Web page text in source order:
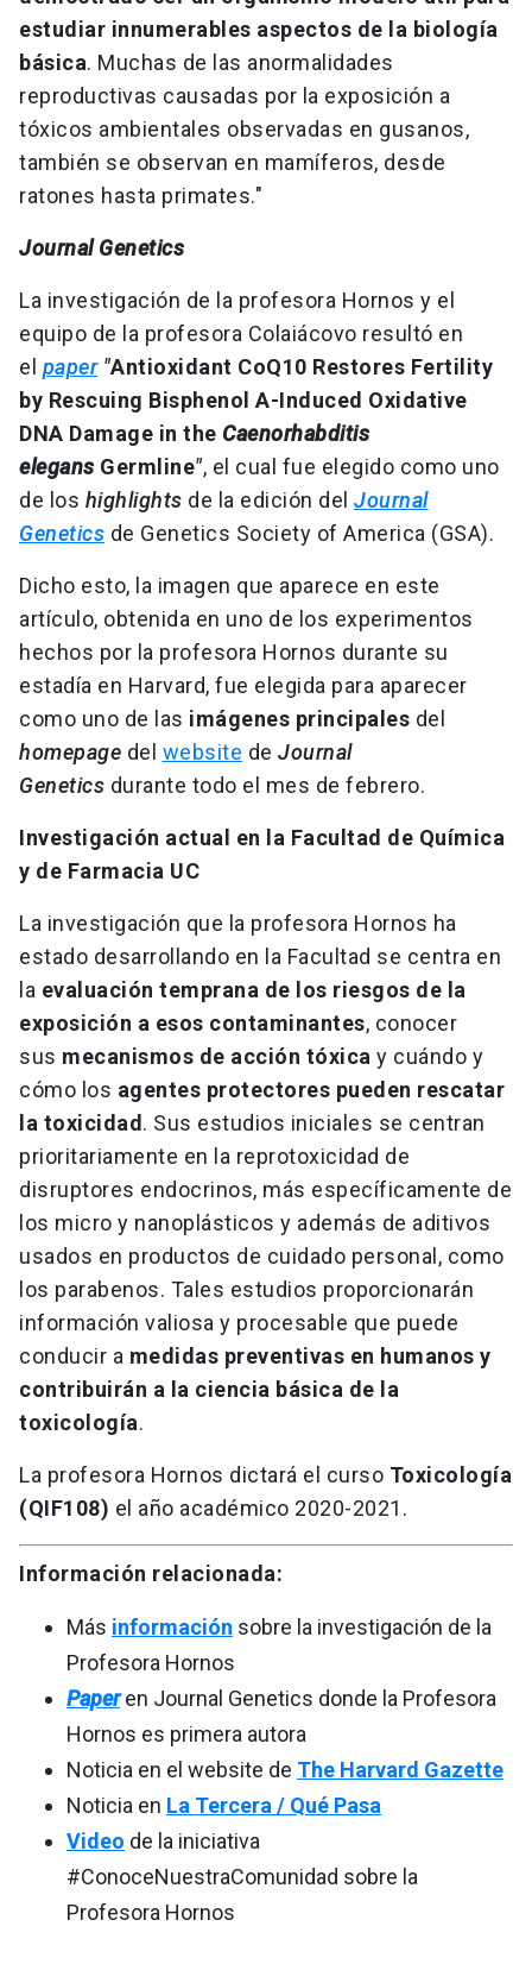
estudiar innumerables aspectos de la biología
básica. Muchas de las anormalidades
reproductivas causadas por la exposición a
tóxicos ambientales observadas en gusanos,
también se observan en mamíferos, desde
ratones hasta primates."
Journal Genetics
La investigación de la profesora Hornos y el
equipo de la profesora Colaiácovo resultó en
el paper"Antioxidant CoQ10 Restores Fertility
by Rescuing Bisphenol A-Induced Oxidative
DNA Damage in the Caenorhabditis
elegansGermline", el cual fue elegido como uno
de los highlights de la edición del Journal
Genetics de Genetics Society of America (GSA).
Dicho esto, la imagen que aparece en este
artículo, obtenida en uno de los experimentos
hechos por la profesora Hornos durante su
estadía en Harvard, fue elegida para aparecer
como uno de las imágenes principales del
homepage del website de Journal
Genetics durante todo el mes de febrero.
Investigación actual en la Facultad de Química
y de Farmacia UC
La investigación que la profesora Hornos ha
estado desarrollando en la Facultad se centra en
la evaluación temprana de los riesgos de la
exposición a esos contaminantes, conocer
sus mecanismos de acción tóxica y cuándo y
cómo los agentes protectores pueden rescatar
la toxicidad . Sus estudios iniciales se centran
prioritariamente en la reprotoxicidad de
disruptores endocrinos, más específicamente de
los micro y nanoplásticos y además de aditivos
usados en productos de cuidado personal, como
los parabenos. Tales estudios proporcionarán
información valiosa y procesable que puede
conducir a medidas preventivas en humanos y
contribuirán a la ciencia básica de la
toxicología.
La profesora Hornos dictará el curso Toxicología
(QIF108) el año académico 2020-2021.
Información relacionada:
Más información sobre la investigación de la
Profesora Hornos
Paperen Journal Genetics donde la Profesora
Hornos es primera autora
Noticia en el website de The Harvard Gazette
Noticia en La Tercera / Qué Pasa
Video de la iniciativa
#ConoceNuestraComunidad sobre la
Profesora Hornos